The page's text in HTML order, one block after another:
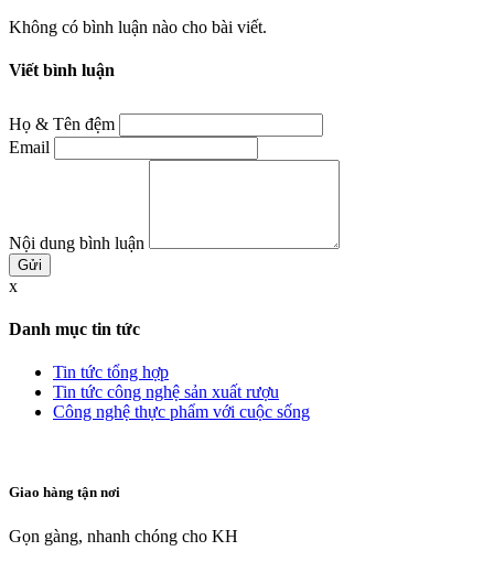
Không có bình luận nào cho bài viết.
Viết bình luận
Họ & Tên đệm
Email
Nội dung bình luận
x
Danh mục tin tức
Tin tức tổng hợp
Tin tức công nghệ sản xuất rượu
Công nghệ thực phẩm với cuộc sống
Giao hàng tận nơi
Gọn gàng, nhanh chóng cho KH